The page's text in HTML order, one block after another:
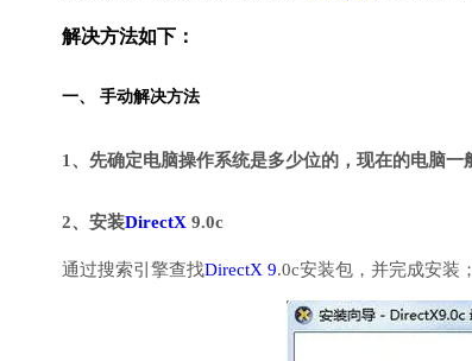
解决方法如下：
一、 手动解决方法
1、先确定电脑操作系统是多少位的，现在的电脑
2、安装DirectX 9.0c
通过搜索引擎查找DirectX 9.0c安装包，并完成安装；